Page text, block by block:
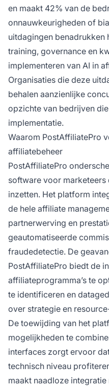
en maakt 42% van de
onnauwkeurigheden of
uitdagingen benadrukken
training, governance en
implementeren van AI in
Organisaties die deze
behalen aanzienlijke
opzichte van bedrijven
implementatie.
Waarom PostAffiliatePro
affiliatebeheer
PostAffiliatePro
software voor
inzetten. Het platform
de hele affiliate
partnerwerving en
geautomatiseerde
fraudedetectie. De
PostAffiliatePro biedt de
affiliateprogramma’s te
te identificeren en
over strategie en
De toewijding van het
mogelijkheden te
interfaces zorgt ervoor
technisch niveau
maakt naadloze